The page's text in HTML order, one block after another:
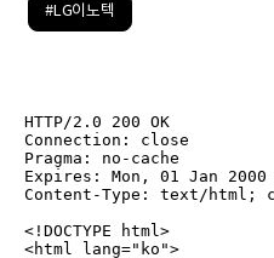
#LG이노텍